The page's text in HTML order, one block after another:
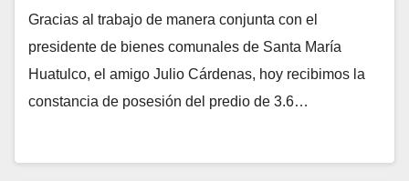
Gracias al trabajo de manera conjunta con el
presidente de bienes comunales de Santa María
Huatulco, el amigo Julio Cárdenas, hoy recibimos la
constancia de posesión del predio de 3.6…